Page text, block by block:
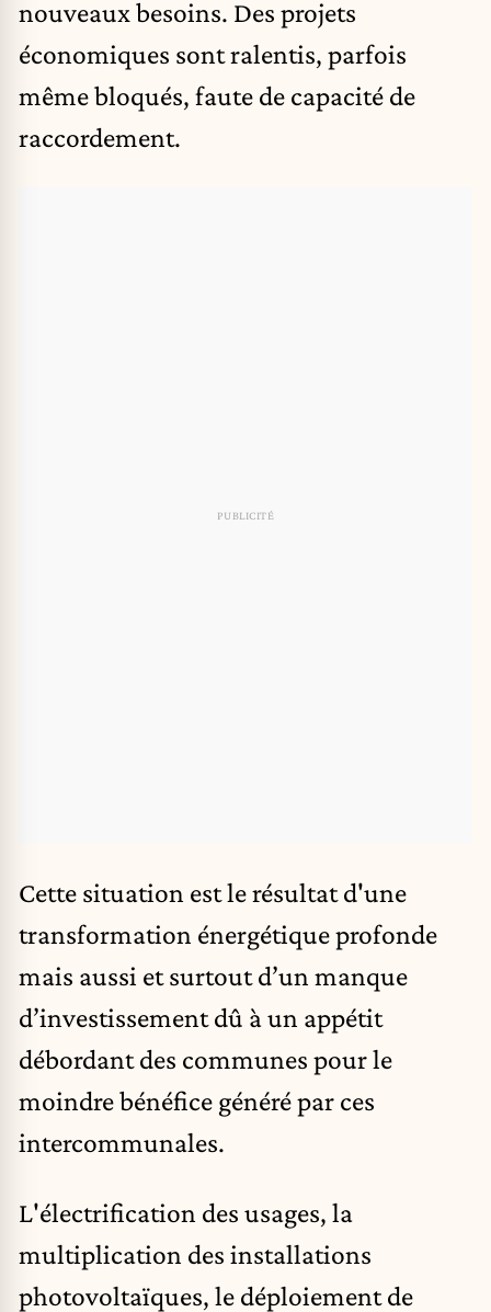
nouveaux besoins. Des projets
économiques sont ralentis, parfois
même bloqués, faute de capacité de
raccordement.
Cette situation est le résultat d'une
transformation énergétique profonde
mais aussi et surtout d’un manque
d’investissement dû à un appétit
débordant des communes pour le
moindre bénéfice généré par ces
intercommunales.
L'électrification des usages, la
multiplication des installations
photovoltaïques, le déploiement de